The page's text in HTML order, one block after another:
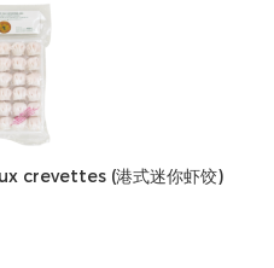
crevettes (港式迷你虾饺)